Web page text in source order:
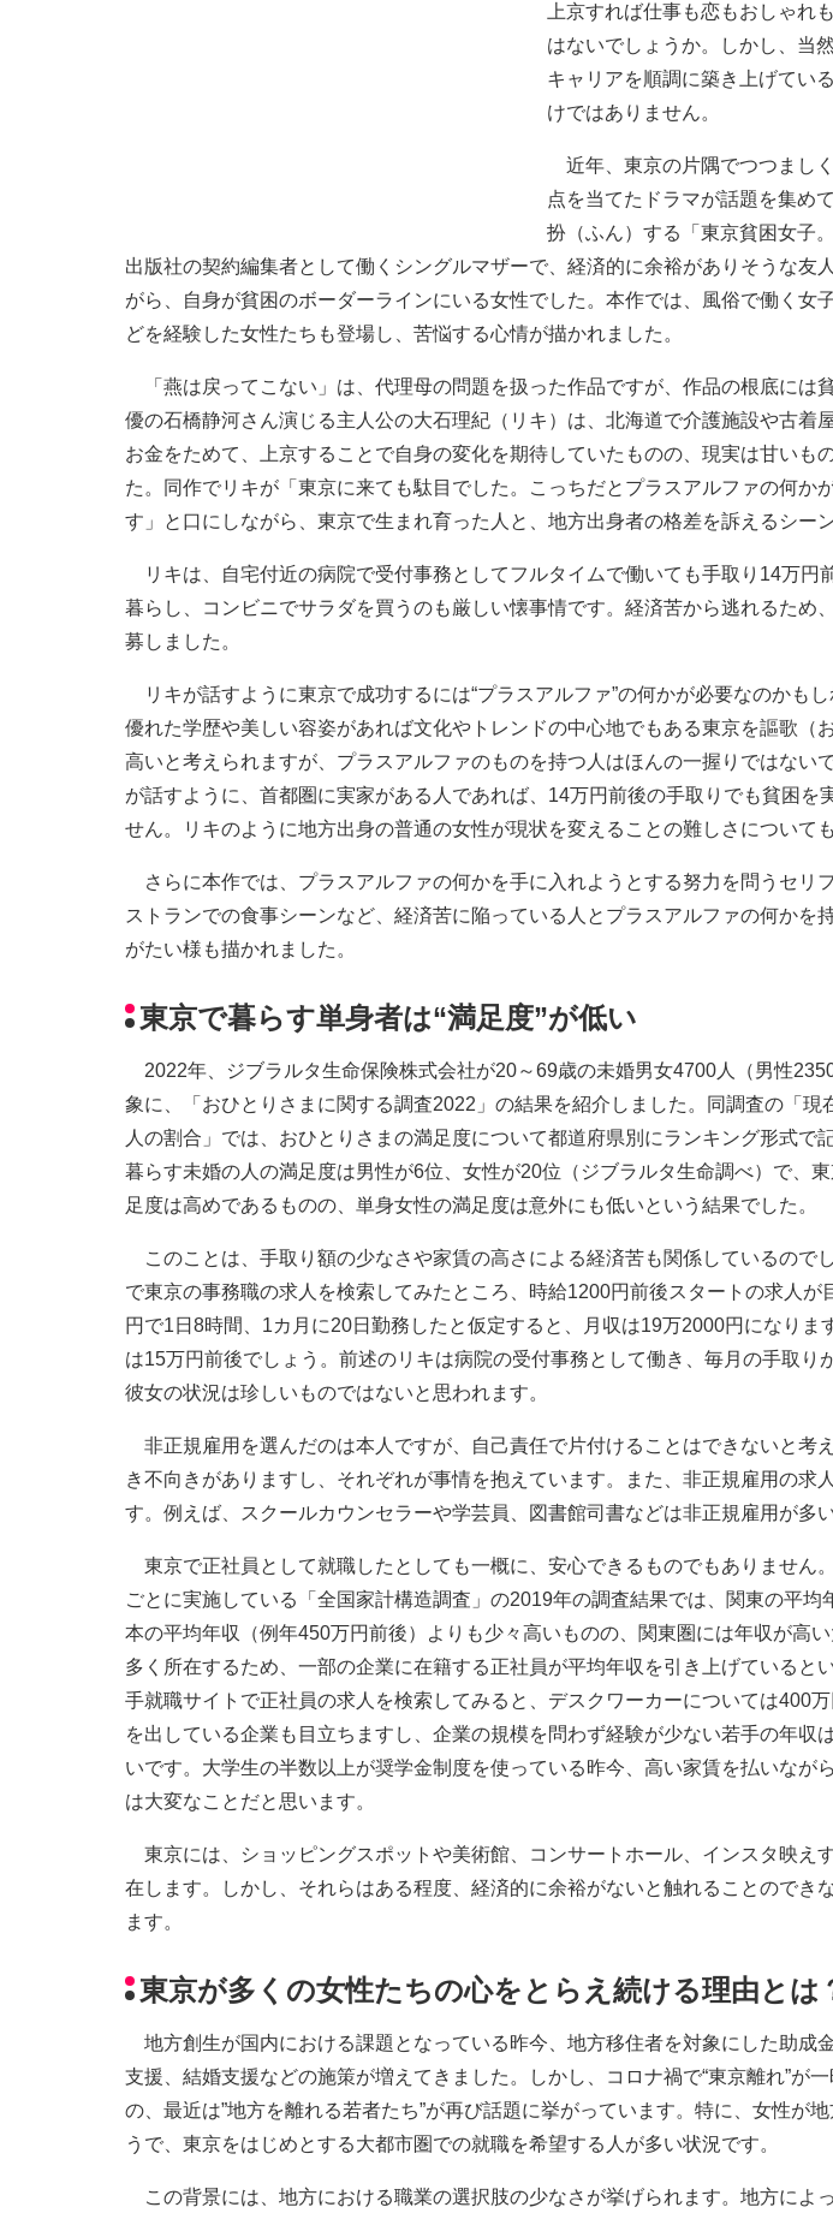
上京すれば仕事も恋もおしゃ
はないでしょうか。しかし、当
キャリアを順調に築き上げてい
けではありません。
近年、東京の片隅でつつまし
点を当てたドラマが話題を集め
扮（ふん）する「東京貧困女子
出版社の契約編集者として働くシングルマザーで、経済的に余裕がありそうな友
がら、自身が貧困のボーダーラインにいる女性でした。本作では、風俗で働く女
どを経験した女性たちも登場し、苦悩する心情が描かれました。
「燕は戻ってこない」は、代理母の問題を扱った作品ですが、作品の根底には
優の石橋静河さん演じる主人公の大石理紀（リキ）は、北海道で介護施設や古着
お金をためて、上京することで自身の変化を期待していたものの、現実は甘いも
た。同作でリキが「東京に来ても駄目でした。こっちだとプラスアルファの何か
す」と口にしながら、東京で生まれ育った人と、地方出身者の格差を訴えるシー
リキは、自宅付近の病院で受付事務としてフルタイムで働いても手取り14万円
暮らし、コンビニでサラダを買うのも厳しい懐事情です。経済苦から逃れるため
募しました。
リキが話すように東京で成功するには“プラスアルファ”の何かが必要なのかも
優れた学歴や美しい容姿があれば文化やトレンドの中心地でもある東京を謳歌（
高いと考えられますが、プラスアルファのものを持つ人はほんの一握りではない
が話すように、首都圏に実家がある人であれば、14万円前後の手取りでも貧困を
せん。リキのように地方出身の普通の女性が現状を変えることの難しさについて
さらに本作では、プラスアルファの何かを手に入れようとする努力を問うセリ
ストランでの食事シーンなど、経済苦に陥っている人とプラスアルファの何かを
がたい様も描かれました。
東京で暮らす単身者は“満足度”が低い
2022年、ジブラルタ生命保険株式会社が20～69歳の未婚男女4700人（男性
象に、「おひとりさまに関する調査2022」の結果を紹介しました。同調査の「現
人の割合」では、おひとりさまの満足度について都道府県別にランキング形式で
暮らす未婚の人の満足度は男性が6位、女性が20位（ジブラルタ生命調べ）で、
足度は高めであるものの、単身女性の満足度は意外にも低いという結果でした。
このことは、手取り額の少なさや家賃の高さによる経済苦も関係しているので
で東京の事務職の求人を検索してみたところ、時給1200円前後スタートの求人が
円で1日8時間、1カ月に20日勤務したと仮定すると、月収は19万2000円になりま
は15万円前後でしょう。前述のリキは病院の受付事務として働き、毎月の手取り
彼女の状況は珍しいものではないと思われます。
非正規雇用を選んだのは本人ですが、自己責任で片付けることはできないと考
き不向きがありますし、それぞれが事情を抱えています。また、非正規雇用の求
す。例えば、スクールカウンセラーや学芸員、図書館司書などは非正規雇用が多
東京で正社員として就職したとしても一概に、安心できるものでもありません
ごとに実施している「全国家計構造調査」の2019年の調査結果では、関東の平均
本の平均年収（例年450万円前後）よりも少々高いものの、関東圏には年収が高
多く所在するため、一部の企業に在籍する正社員が平均年収を引き上げていると
手就職サイトで正社員の求人を検索してみると、デスクワーカーについては400
を出している企業も目立ちますし、企業の規模を問わず経験が少ない若手の年収
いです。大学生の半数以上が奨学金制度を使っている昨今、高い家賃を払いなが
は大変なことだと思います。
東京には、ショッピングスポットや美術館、コンサートホール、インスタ映え
在します。しかし、それらはある程度、経済的に余裕がないと触れることのでき
ます。
東京が多くの女性たちの心をとらえ続ける理由とは
地方創生が国内における課題となっている昨今、地方移住者を対象にした助成
支援、結婚支援などの施策が増えてきました。しかし、コロナ禍で“東京離れ”が
の、最近は”地方を離れる若者たち”が再び話題に挙がっています。特に、女性が
うで、東京をはじめとする大都市圏での就職を希望する人が多い状況です。
この背景には、地方における職業の選択肢の少なさが挙げられます。地方によ